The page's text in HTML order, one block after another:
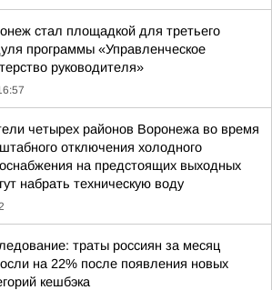
стал площадкой для третьего
программы «Управленческое
руководителя»
четырех районов Воронежа во время
отключения холодного
на предстоящих выходных
набрать техническую воду
траты россиян за месяц
на 22% после появления новых
кешбэка